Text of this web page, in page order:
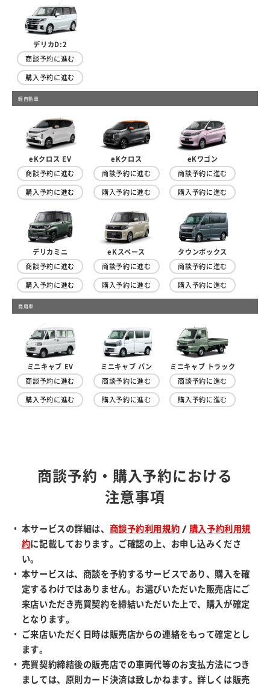
デリカD:2
商談予約に進む
購入予約に進む
軽自動車
eKクロス EV
商談予約に進む
購入予約に進む
eKクロス
商談予約に進む
購入予約に進む
eKワゴン
商談予約に進む
購入予約に進む
デリカミニ
商談予約に進む
購入予約に進む
eKスペース
商談予約に進む
購入予約に進む
タウンボックス
商談予約に進む
購入予約に進む
商用車
ミニキャブ EV
商談予約に進む
購入予約に進む
ミニキャブ バン
商談予約に進む
購入予約に進む
ミニキャブ トラック
商談予約に進む
購入予約に進む
商談予約・購入予約における
注意事項
本サービスの詳細は、 商談予約利用規約 / 購入予約利用規
約に記載しております。ご確認の上、お申し込みくださ
い。
本サービスは、商談を予約するサービスであり、購入を確
定するわけではありません。お選びいただいた販売店にご
来店いただき売買契約を締結いただいた上で、購入が確定
となります。
ご来店いただく日時は販売店からの連絡をもって確定とし
ます。
売買契約締結後の販売店での車両代等のお支払方法につき
ましては、原則カード決済は致しかねます。詳しくは販売